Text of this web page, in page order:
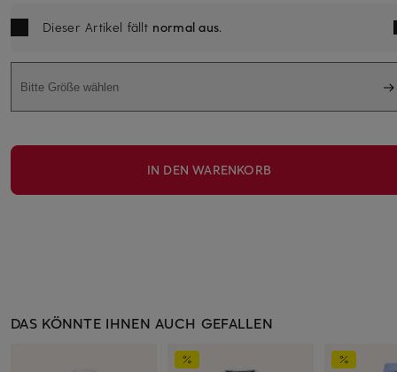
Dieser Artikel fällt normal aus.
Bitte Größe wählen
IN DEN WARENKORB
DAS KÖNNTE IHNEN AUCH GEFALLEN